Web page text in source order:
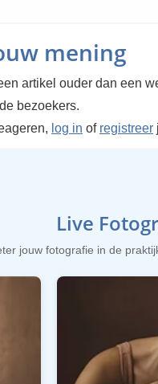
mening
artikel ouder dan een
bezoekers.
log in of registreer
Live
jouw fotografie in de